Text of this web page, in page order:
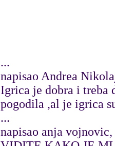
...
napisao Andrea
Igrica je dobra i treba
pogodila ,al je igrica
...
napisao anja